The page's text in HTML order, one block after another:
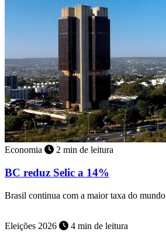
Economia 2 min de leitura
BC reduz Selic a 14%
Brasil continua com a maior taxa do mundo
Eleições 2026 4 min de leitura